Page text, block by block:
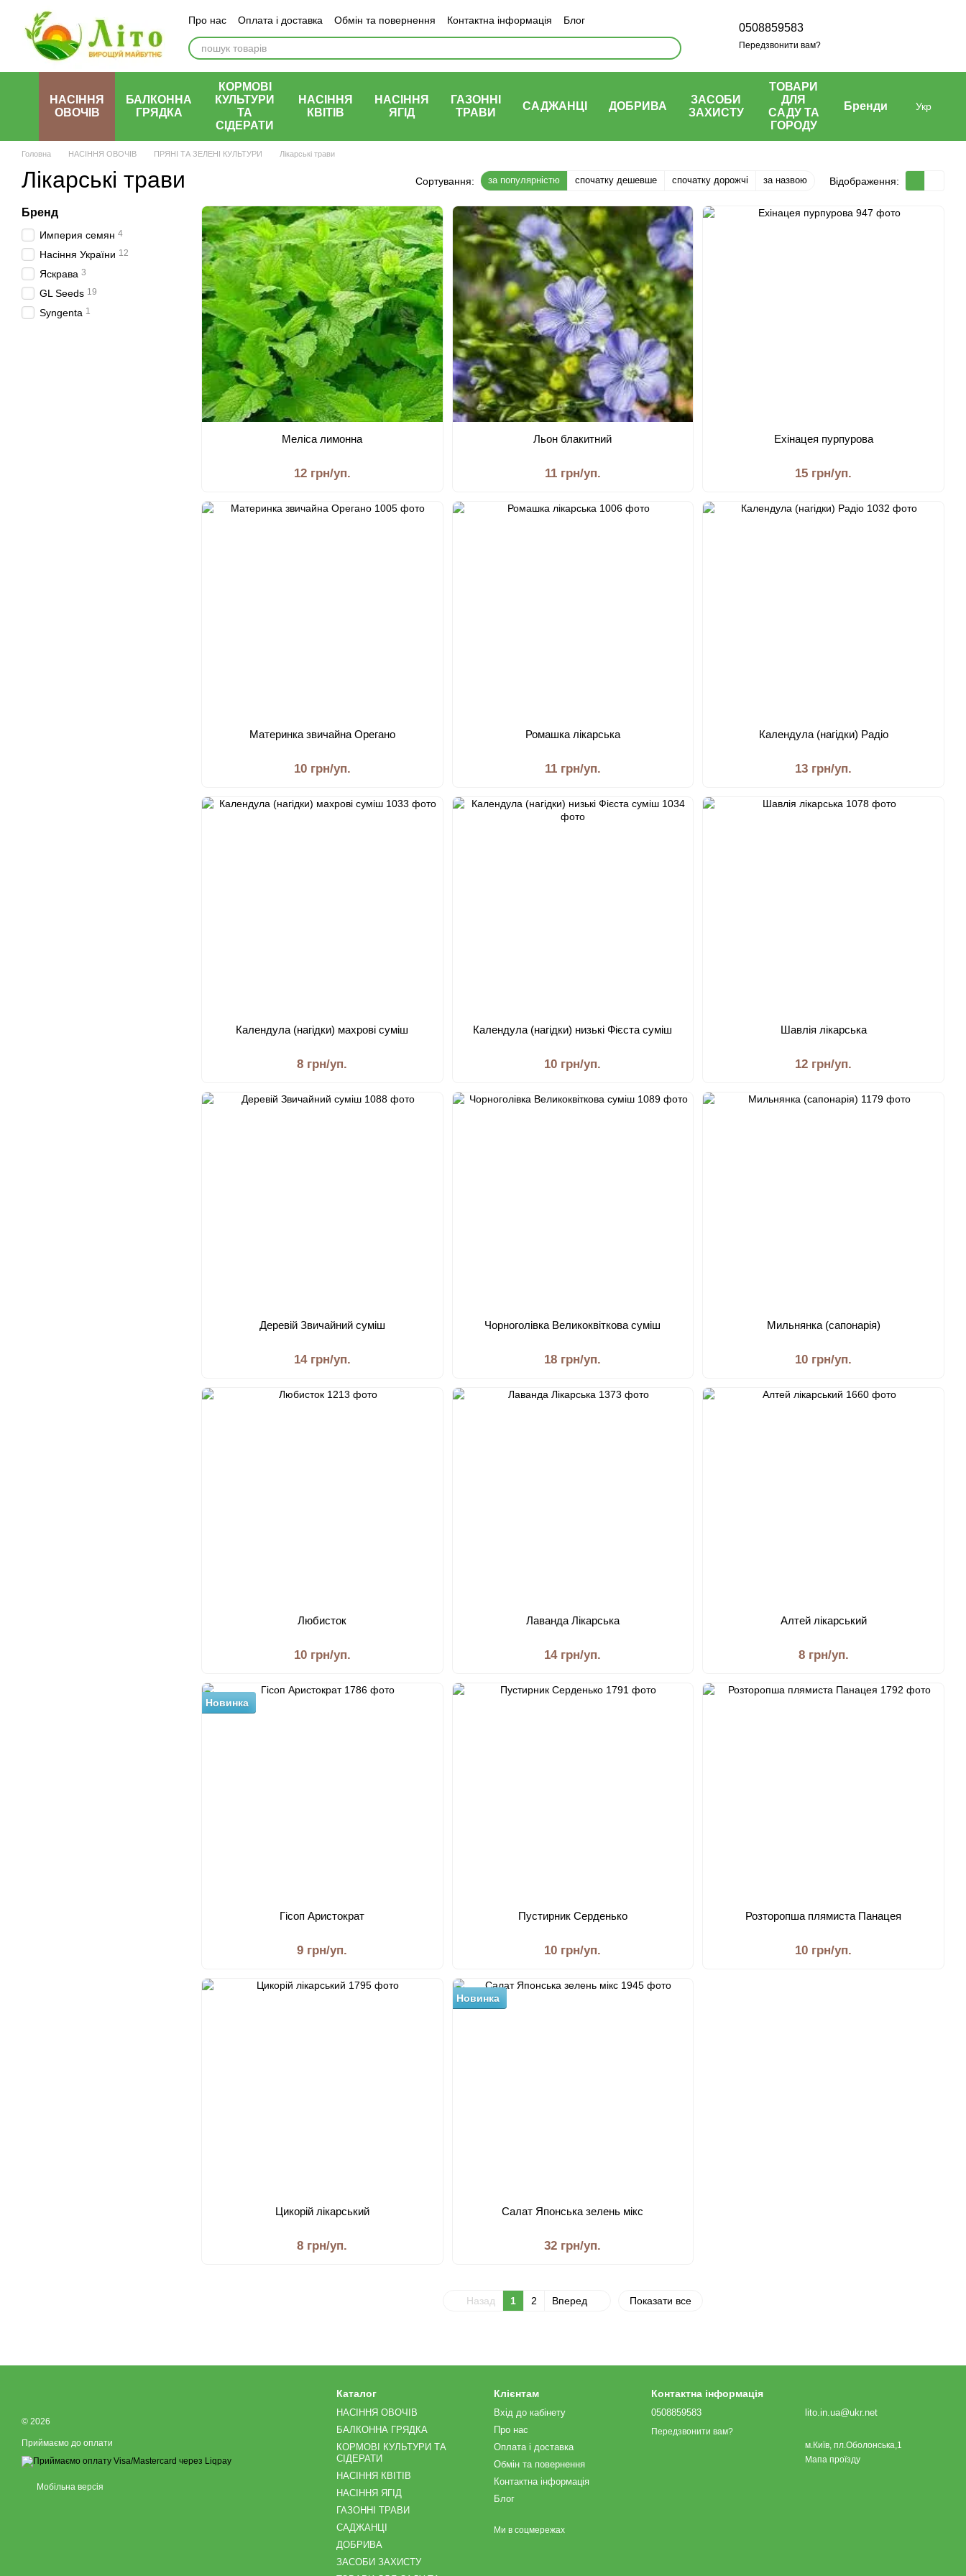
Перейти до основного контенту
Про нас Оплата і доставка Обмін та повернення Контактна інформація Блог
0508859583
Передзвонити вам?
НАСІННЯ
ОВОЧІВ
БАЛКОННА
ГРЯДКА
КОРМОВІ
КУЛЬТУРИ
ТА
СІДЕРАТИ
НАСІННЯ
КВІТІВ
НАСІННЯ
ЯГІД
ГАЗОННІ
ТРАВИ
САДЖАНЦІ ДОБРИВА
ЗАСОБИ
ЗАХИСТУ
ТОВАРИ
ДЛЯ
САДУ ТА
ГОРОДУ
Бренди Укр
Головна НАСІННЯ ОВОЧІВ ПРЯНІ ТА ЗЕЛЕНІ КУЛЬТУРИ Лікарські трави
Лікарські трави Сортування: за популярністю спочатку дешевше спочатку дорожчі за назвою Відображення:
Меліса лимонна
12 грн/уп.
Льон блакитний
11 грн/уп.
Ехінацея пурпурова
15 грн/уп.
Материнка звичайна Орегано
10 грн/уп.
Ромашка лікарська
11 грн/уп.
Календула (нагідки) Радіо
13 грн/уп.
Календула (нагідки) махрові суміш
8 грн/уп.
Календула (нагідки) низькі Фієста суміш
10 грн/уп.
Шавлія лікарська
12 грн/уп.
Деревій Звичайний суміш
14 грн/уп.
Чорноголівка Великоквіткова суміш
18 грн/уп.
Мильнянка (сапонарія)
10 грн/уп.
Любисток
10 грн/уп.
Лаванда Лікарська
14 грн/уп.
Алтей лікарський
8 грн/уп.
Новинка
Гісоп Аристократ
9 грн/уп.
Пустирник Серденько
10 грн/уп.
Розторопша плямиста Панацея
10 грн/уп.
Цикорій лікарський
8 грн/уп.
Новинка
Салат Японська зелень мікс
32 грн/уп.
Назад 1 2 Вперед Показати все
Бренд
Империя семян 4
Насіння України 12
Яскрава 3
GL Seeds 19
Syngenta 1
© 2026
Приймаємо до оплати
Мобільна версія
Каталог
НАСІННЯ ОВОЧІВ
БАЛКОННА ГРЯДКА
КОРМОВІ КУЛЬТУРИ ТА
СІДЕРАТИ
НАСІННЯ КВІТІВ
НАСІННЯ ЯГІД
ГАЗОННІ ТРАВИ
САДЖАНЦІ
ДОБРИВА
ЗАСОБИ ЗАХИСТУ
Клієнтам
Вхід до кабінету
Про нас
Оплата і доставка
Обмін та повернення
Контактна інформація
Блог
Ми в соцмережах
Контактна інформація
0508859583
Передзвонити вам?
lito.in.ua@ukr.net
м.Київ, пл.Оболонська,1
Мапа проїзду